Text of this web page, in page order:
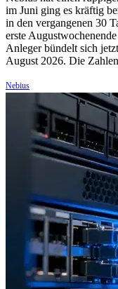
im Juni ging es kräftig
in den vergangenen 30
erste
Anleger bündelt sich
August 2026. Die
Nebius